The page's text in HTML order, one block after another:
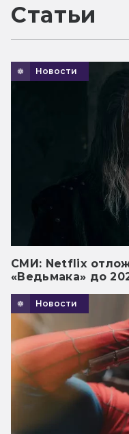
Статьи
Новости
СМИ: Netflix
«Ведьмака» до
Новости